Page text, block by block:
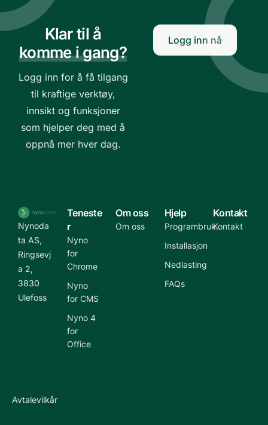
Klar til å
komme i gang?
Logg inn for å få tilgang
til kraftige verktøy,
innsikt og funksjoner
som hjelper deg med å
oppnå mer hver dag.
Logg inn nå
Nynoda
ta AS,
Ringsevj
a 2,
3830
Ulefoss
Teneste
r
Nyno
for
Chrome
Nyno
for CMS
Nyno 4
for
Office
Om oss
Om oss
Hjelp
Programbruk
Installasjon
Nedlasting
FAQs
Kontakt
Kontakt
Avtalevilkår